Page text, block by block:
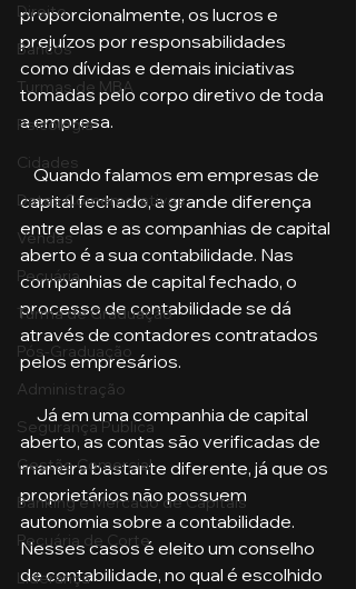
Direito
Bancos
Turmas de MBA
Psicologia
Cidades
Datas Comemorativas
Vendas
Pecuária
Turma de Graduação
Pós-Graduação
Administração
Segurança Publica
Gestão Comercial
Banking e Mercado de Capitais
Pecuária de Corte
Liderança
proporcionalmente, os lucros e
prejuízos por responsabilidades
como dívidas e demais iniciativas
tomadas pelo corpo diretivo de toda
a empresa.
    Quando falamos em empresas de
capital fechado, a grande diferença
entre elas e as companhias de capital
aberto é a sua contabilidade. Nas
companhias de capital fechado, o
processo de contabilidade se dá
através de contadores contratados
pelos empresários.
aberto, as contas são verificadas de
maneira bastante diferente, já que os
proprietários não possuem
autonomia sobre a contabilidade.
Nesses casos é eleito um conselho
de contabilidade, no qual é escolhido